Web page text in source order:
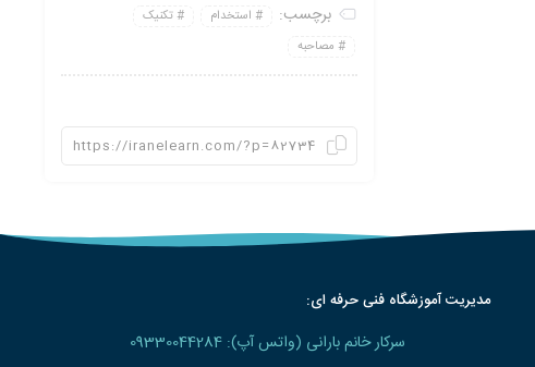
برچسب: استخدام
تکنیک
مصاحبه
مدیریت آموزشگاه فنی حرفه ای:
سرکار خانم بارانی (واتس آپ): 09330044284